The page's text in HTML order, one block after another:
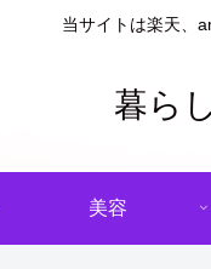
当サイトは楽天、
暮ら
美容